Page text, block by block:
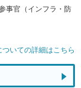
事官（インフラ・防
いての詳細はこちら